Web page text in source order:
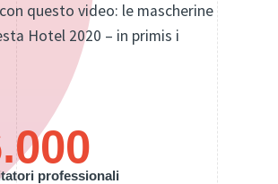
questo video: le mascherine
Hotel 2020 – in primis i
professionali